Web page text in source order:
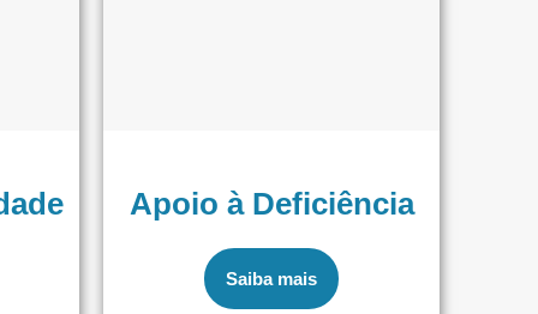
Apoio à Deficiência
Saiba mais